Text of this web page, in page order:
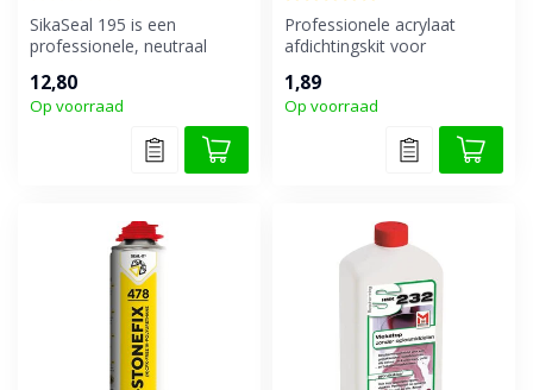
SikaSeal 195 is een
professionele, neutraal
voor het du...
12,80
Op voorraad
Professionele acrylaat
afdichtingskit voor
geschikt ...
1,89
Op voorraad